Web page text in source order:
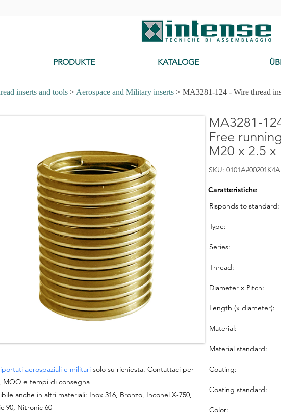
PRODUKTE KATALOGE
inserts and tools > Aerospace and Military inserts > MA3281-124 - Wire thread
aerospaziali e militarisolo su richiesta. Contattaci per
MOQ e tempi di consegna
anche in altri materiali: Inox 316, Bronzo, Inconel X-750,
90, Nitronic 60
MA3281-
Free
M20 x 2.5 x
SKU: 0101A#00201K4A
Caratteristiche
Risponds to standard:
Type:
Series:
Thread:
Diameter x Pitch:
Length (x diameter):
Material:
Material standard:
Coating:
Coating standard:
Color: